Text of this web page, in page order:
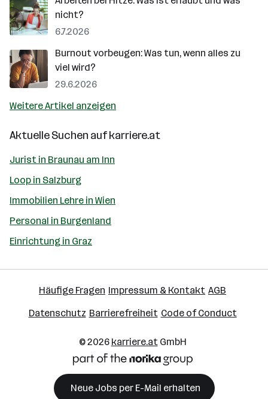
nicht?
6.7.2026
Burnout vorbeugen: Was tun, wenn alles zu
viel wird?
29.6.2026
Weitere Artikel anzeigen
Aktuelle Suchen aufkarriere.at
Jurist in Braunau am Inn
Loop in Salzburg
Immobilien Lehre in Wien
Personal in Burgenland
Einrichtung in Graz
Häufige Fragen Impressum & Kontakt AGB
Datenschutz Barrierefreiheit Code of Conduct
© 2026 karriere.atGmbH
Neue Jobs per E-Mail erhalten